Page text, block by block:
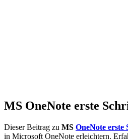
MS OneNote erste
Dieser Beitrag zu MS OneNote erste
in Microsoft OneNote erleichtern.